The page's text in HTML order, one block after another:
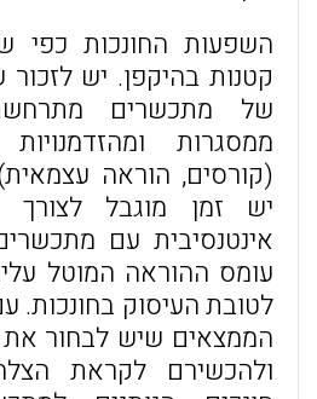
השפעות החונכות כפי
קטנות בהיקפן. יש
של מתכשרים
ממסגרות
(קורסים, הוראה
יש זמן מוגבל לצורך
אינטנסיבית עם
עומס ההוראה המוטל
לטובת העיסוק
הממצאים שיש לבחור את
ולהכשירם לקראת